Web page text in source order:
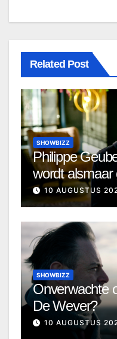
Related Post
SHOWBIZZ
Philippe
wordt alsmaar
10 AUGUSTUS
SHOWBIZZ
Onverwachte
De Wever?
10 AUGUSTUS